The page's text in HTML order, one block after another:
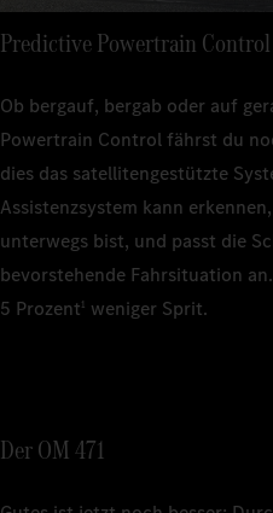
Predictive Powertrain Control
Ob bergauf, bergab oder auf
Powertrain Control fährst du
dies das satellitengestützte
Assistenzsystem kann
unterwegs bist, und passt die
bevorstehende Fahrsituation
5 Prozent1 weniger Sprit.
Der OM 471